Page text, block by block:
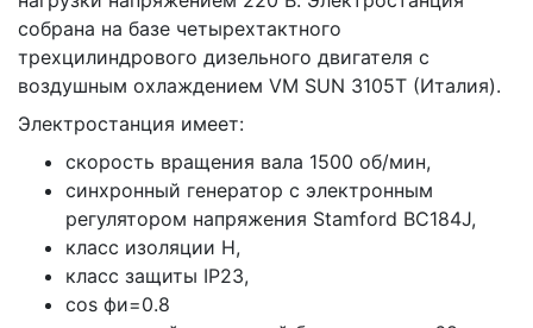
собрана на базе четырехтактного
трехцилиндрового дизельного двигателя с
воздушным охлаждением VM SUN 3105T (Италия).
Электростанция имеет:
скорость вращения вала 1500 об/мин,
синхронный генератор с электронным
регулятором напряжения Stamford BC184J,
класс изоляции H,
класс защиты IP23,
cos фи=0.8